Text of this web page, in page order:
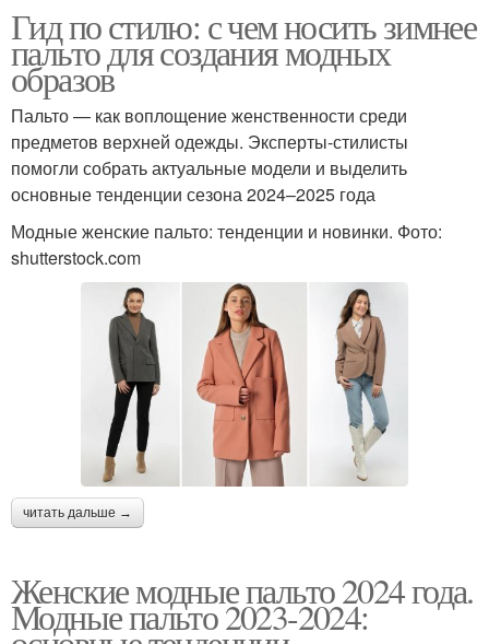
Гид по стилю: с чем носить зимнее
пальто для создания модных
образов
Пальто — как воплощение женственности среди
предметов верхней одежды. Эксперты-стилисты
помогли собрать актуальные модели и выделить
основные тенденции сезона 2024–2025 года
Модные женские пальто: тенденции и новинки. Фото:
shutterstock.com
читать дальше →
Женские модные пальто 2024 года.
Модные пальто 2023-2024: